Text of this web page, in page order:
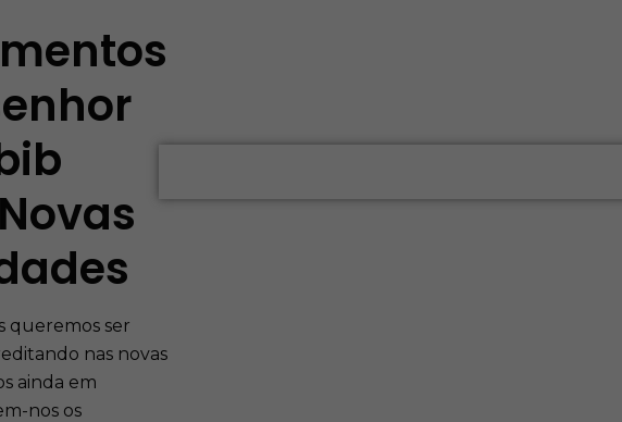
queremos ser
nas novas
ainda em
nos os